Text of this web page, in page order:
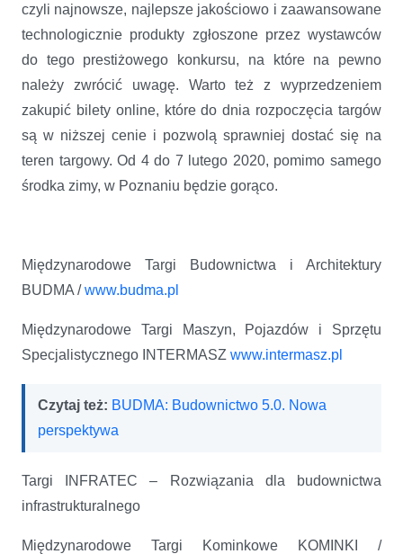
czyli najnowsze, najlepsze jakościowo i zaawansowane
technologicznie produkty zgłoszone przez wystawców
do tego prestiżowego konkursu, na które na pewno
należy zwrócić uwagę. Warto też z wyprzedzeniem
zakupić bilety online, które do dnia rozpoczęcia targów
są w niższej cenie i pozwolą sprawniej dostać się na
teren targowy. Od 4 do 7 lutego 2020, pomimo samego
środka zimy, w Poznaniu będzie gorąco.
Międzynarodowe Targi Budownictwa i Architektury
BUDMA /www.budma.pl
Międzynarodowe Targi Maszyn, Pojazdów i Sprzętu
Specjalistycznego INTERMASZ www.intermasz.pl
Czytaj też: BUDMA: Budownictwo 5.0. Nowa
perspektywa
Targi INFRATEC – Rozwiązania dla budownictwa
infrastrukturalnego
Międzynarodowe Targi Kominkowe KOMINKI /